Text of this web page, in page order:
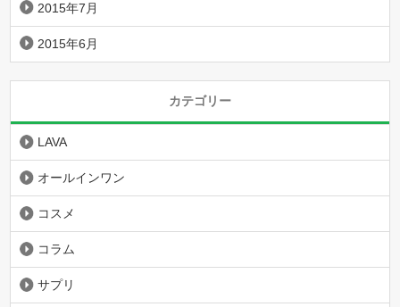
2015年7月
2015年6月
カテゴリー
LAVA
オールインワン
コスメ
コラム
サプリ